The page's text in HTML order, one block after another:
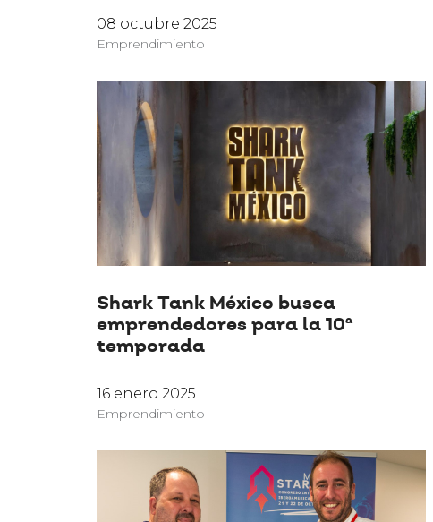
08 octubre 2025
Emprendimiento
Shark Tank México busca
emprendedores para la 10ª
temporada
16 enero 2025
Emprendimiento